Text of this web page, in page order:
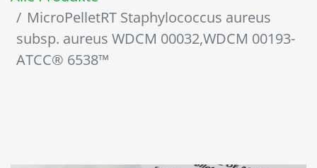
MicroPelletRT Staphylococcus aureus
subsp. aureus WDCM 00032,WDCM 00193-
ATCC® 6538™